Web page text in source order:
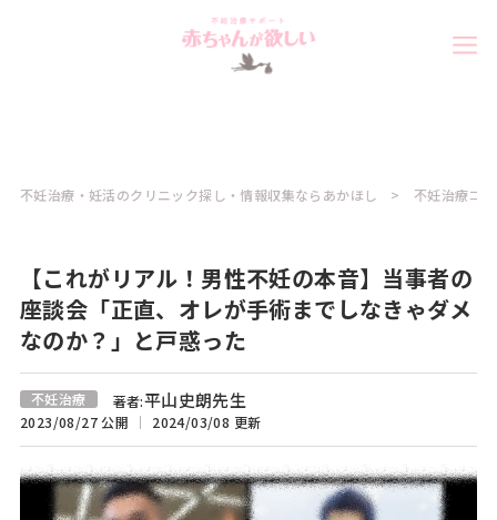
不妊治療・妊活のクリニック探し・情報収集ならあかほし 不妊治療コ
【これがリアル！男性不妊の本音】当事者の
座談会「正直、オレが手術までしなきゃダメ
なのか？」と戸惑った
不妊治療 著者:平山史朗先生
2023/08/27 公開 2024/03/08 更新